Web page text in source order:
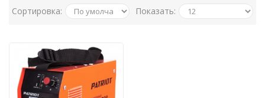
Сортировка:
Показать: